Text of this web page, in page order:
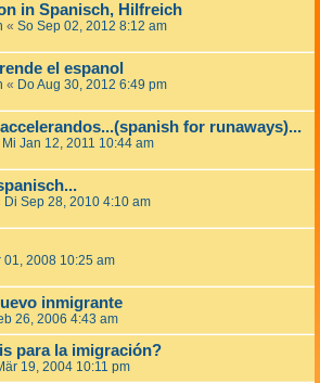
in Spanisch, Hilfreich
« So Sep 02, 2012 8:12 am
el espanol
« Do Aug 30, 2012 6:49 pm
for runaways)...
Mi Jan 12, 2011 10:44 am
Di Sep 28, 2010 4:10 am
01, 2008 10:25 am
inmigrante
26, 2006 4:43 am
para la imigración?
19, 2004 10:11 pm